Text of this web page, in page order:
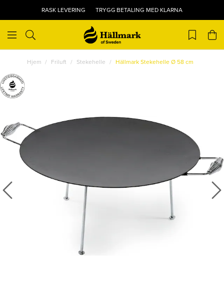
RASK LEVERING TRYGG BETALING MED KLARNA
Hjem Friluft Stekehelle Hällmark Stekehelle Ø 58 cm